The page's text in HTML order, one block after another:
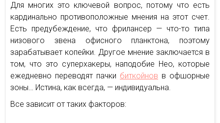
Для многих это ключевой вопрос, потому что есть
кардинально противоположные мнения на этот счет.
Есть предубеждение, что фрилансер — что-то типа
низового звена офисного планктона, поэтому
зарабатывает копейки. Другое мнение заключается в
том, что это суперхакеры, наподобие Нео, которые
ежедневно переводят пачки биткойнов в офшорные
зоны… Истина, как всегда, — индивидуальна.
Все зависит от таких факторов: